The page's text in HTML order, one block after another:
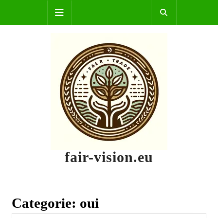
content
fair-vision.eu
Categorie: oui